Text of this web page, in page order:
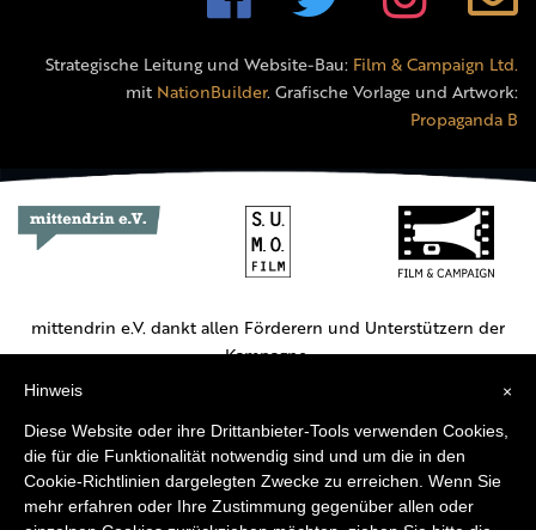
Strategische Leitung und Website-Bau: Film & Campaign Ltd.
mit NationBuilder. Grafische Vorlage und Artwork:
Propaganda B
mittendrin e.V. dankt allen Förderern und Unterstützern der
Kampagne.
×
Hinweis
Diese Website oder ihre Drittanbieter-Tools verwenden Cookies,
die für die Funktionalität notwendig sind und um die in den
Cookie-Richtlinien dargelegten Zwecke zu erreichen. Wenn Sie
mehr erfahren oder Ihre Zustimmung gegenüber allen oder